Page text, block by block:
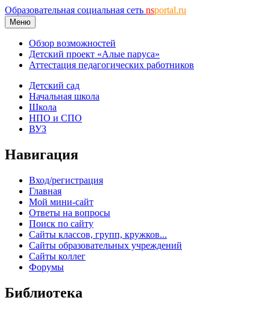
Образовательная социальная сеть nsportal.ru
Меню
Обзор возможностей
Детский проект «Алые паруса»
Аттестация педагогических работников
Детский сад
Начальная школа
Школа
НПО и СПО
ВУЗ
Навигация
Вход/регистрация
Главная
Мой мини-сайт
Ответы на вопросы
Поиск по сайту
Сайты классов, групп, кружков...
Сайты образовательных учреждений
Сайты коллег
Форумы
Библиотека